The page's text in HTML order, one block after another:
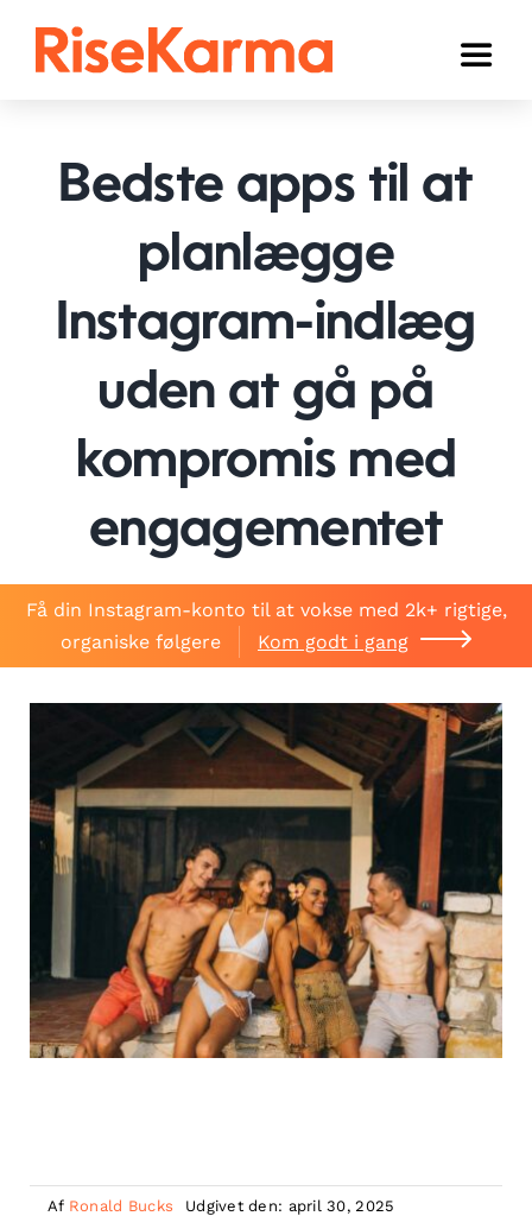
Toggle
TikTok
Twitter (𝕏)
Andre
Kurv
Bedste apps til at
planlægge
Instagram-indlæg
uden at gå på
kompromis med
engagementet
Få din Instagram-konto til at vokse med 2k+ rigtige,
organiske følgere
Kom godt i gang
Af Ronald Bucks Udgivet den: april 30, 2025